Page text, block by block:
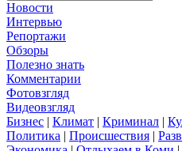
Новости
Интервью
Репортажи
Обзоры
Полезно знать
Комментарии
Фотовзгляд
Видеовзгляд
Бизнес | Климат | Криминал |
Политика | Происшествия |